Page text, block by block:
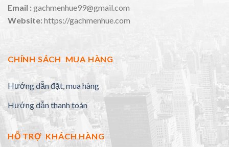
Email :gachmenhue99@gmail.com
Website:https://gachmenhue.com
CHÍNH SÁCH MUA HÀNG
Hướng dẫn đặt, mua hàng
Hướng dẫn thanh toán
HỖ TRỢ KHÁCH HÀNG